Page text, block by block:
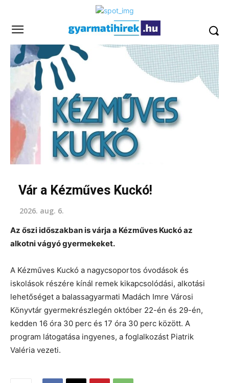
Vár a Kézműves Kuckó!
2026. aug. 6.
Az őszi időszakban is várja a Kézműves Kuckó az
alkotni vágyó gyermekeket.
A Kézműves Kuckó a nagycsoportos óvodások és
iskolások részére kínál remek kikapcsolódási, alkotási
lehetőséget a balassagyarmati Madách Imre Városi
Könyvtár gyermekrészlegén október 22-én és 29-én,
kedden 16 óra 30 perc és 17 óra 30 perc között. A
program látogatása ingyenes, a foglalkozást Piatrik
Valéria vezeti.